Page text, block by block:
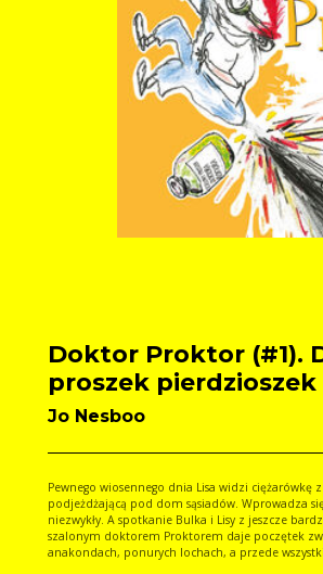
Doktor Proktor (#1).
proszek pierdzioszek
Jo Nesboo
Pewnego wiosennego dnia Lisa widzi ciężarówkę z napisem
podjeżdżającą pod dom sąsiadów. Wprowadza się tam Bulek,
niezwykły. A spotkanie Bulka i Lisy z jeszcze bardziej
szalonym doktorem Proktorem daje poczętek zwariowanej historii o okrutnych
anakondach, ponurych lochach, a przede wszystkim o najsilniejszym na